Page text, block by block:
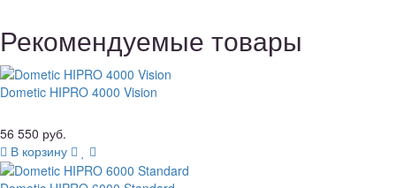
Рекомендуемые товары
Dometic HIPRO 4000 Vision
56 550 руб.
В корзину